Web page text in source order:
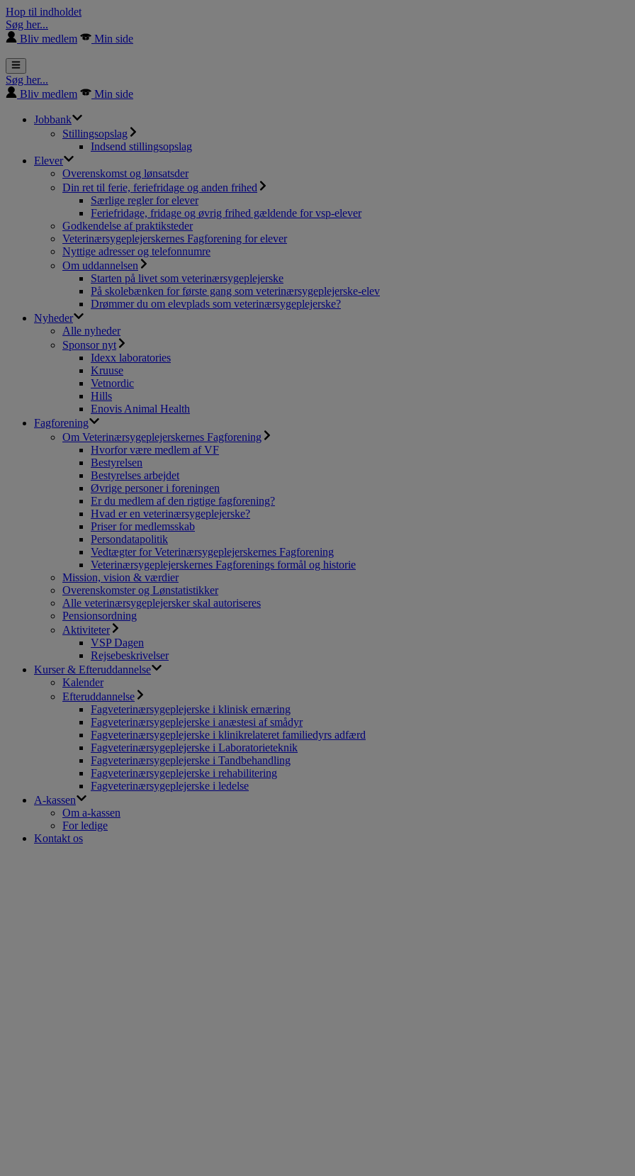
Hop til indholdet
Søg her...
Bliv medlem
Min side
Søg her...
Bliv medlem
Min side
Jobbank
Stillingsopslag
Indsend stillingsopslag
Elever
Overenskomst og lønsatsder
Din ret til ferie, feriefridage og anden frihed
Særlige regler for elever
Feriefridage, fridage og øvrig frihed gældende for vsp-elever
Godkendelse af praktiksteder
Veterinærsygeplejerskernes Fagforening for elever
Nyttige adresser og telefonnumre
Om uddannelsen
Starten på livet som veterinærsygeplejerske
På skolebænken for første gang som veterinærsygeplejerske-elev
Drømmer du om elevplads som veterinærsygeplejerske?
Nyheder
Alle nyheder
Sponsor nyt
Idexx laboratories
Kruuse
Vetnordic
Hills
Enovis Animal Health
Fagforening
Om Veterinærsygeplejerskernes Fagforening
Hvorfor være medlem af VF
Bestyrelsen
Bestyrelses arbejdet
Øvrige personer i foreningen
Er du medlem af den rigtige fagforening?
Hvad er en veterinærsygeplejerske?
Priser for medlemsskab
Persondatapolitik
Vedtægter for Veterinærsygeplejerskernes Fagforening
Veterinærsygeplejerskernes Fagforenings formål og historie
Mission, vision & værdier
Overenskomster og Lønstatistikker
Alle veterinærsygeplejersker skal autoriseres
Pensionsordning
Aktiviteter
VSP Dagen
Rejsebeskrivelser
Kurser & Efteruddannelse
Kalender
Efteruddannelse
Fagveterinærsygeplejerske i klinisk ernæring
Fagveterinærsygeplejerske i anæstesi af smådyr
Fagveterinærsygeplejerske i klinikrelateret familiedyrs adfærd
Fagveterinærsygeplejerske i Laboratorieteknik
Fagveterinærsygeplejerske i Tandbehandling
Fagveterinærsygeplejerske i rehabilitering
Fagveterinærsygeplejerske i ledelse
A-kassen
Om a-kassen
For ledige
Kontakt os